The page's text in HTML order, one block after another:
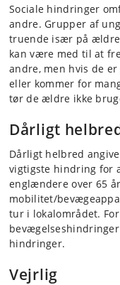
Sociale hindringer
andre. Grupper af
truende især på
kan være med til at
andre, men hvis de
eller kommer for
tør de ældre ikke
Dårligt
Dårligt helbred
vigtigste hindring for
englændere over 65
mobilitet/
tur i lokalområdet.
hindringer.
Vejrlig